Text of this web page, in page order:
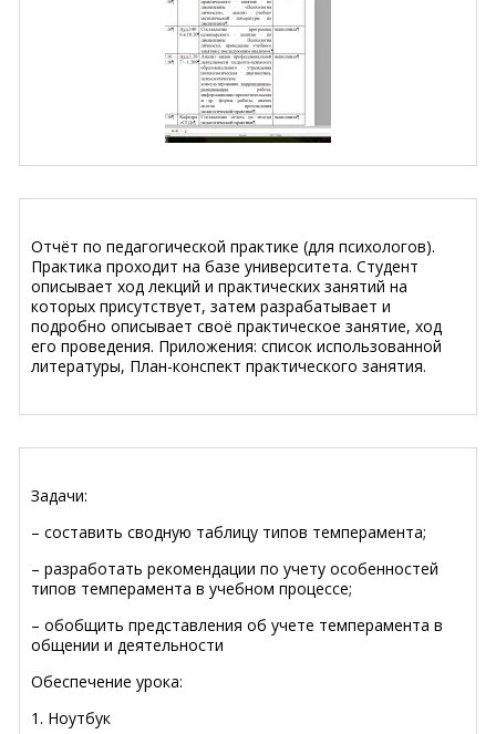
Отчёт по педагогической практике (для психологов).
Практика проходит на базе университета. Студент
описывает ход лекций и практических занятий на
которых присутствует, затем разрабатывает и
подробно описывает своё практическое занятие, ход
его проведения. Приложения: список использованной
литературы, План-конспект практического занятия.
Задачи:
– составить сводную таблицу типов темперамента;
– разработать рекомендации по учету особенностей
типов темперамента в учебном процессе;
– обобщить представления об учете темперамента в
общении и деятельности
Обеспечение урока:
1. Ноутбук